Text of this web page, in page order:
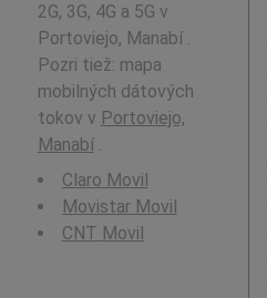
2G, 3G, 4G a 5G v
Portoviejo, Manabí .
Pozri tiež: mapa
mobilných dátových
tokov v Portoviejo,
Manabí.
Claro Movil
Movistar Movil
CNT Movil